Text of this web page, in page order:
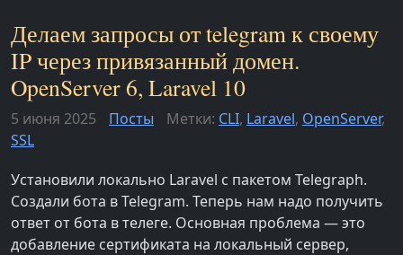
Делаем запросы от telegram к своему
IP через привязанный домен.
OpenServer 6, Laravel 10
5 июня 2025 Посты Метки: CLI, Laravel, OpenServer,
SSL
Установили локально Laravel с пакетом Telegraph.
Создали бота в Telegram. Теперь нам надо получить
ответ от бота в телеге. Основная проблема — это
добавление сертификата на локальный сервер,